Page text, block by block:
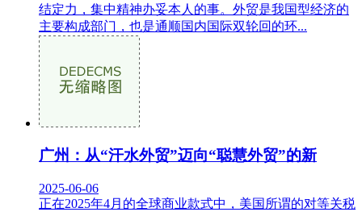
结定力，集中精神办妥本人的事。外贸是我国型经济的
主要构成部门，也是通顺国内国际双轮回的环...
广州：从“汗水外贸”迈向“聪慧外贸”的新
2025-06-06
正在2025年4月的全球商业款式中，美国所谓的对等关税